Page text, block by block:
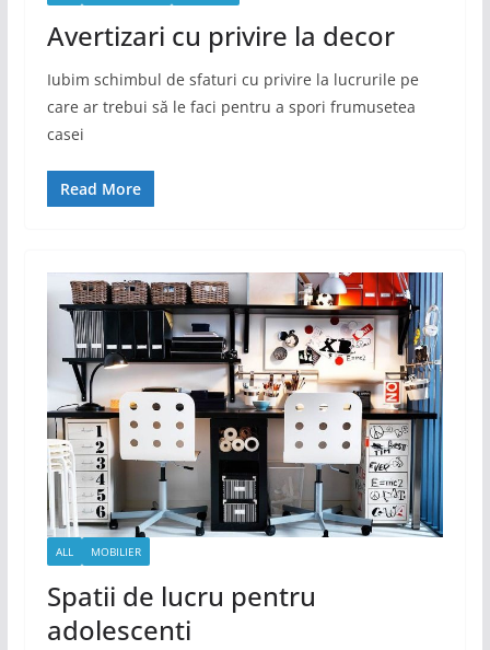
Avertizari cu privire la decor
Iubim schimbul de sfaturi cu privire la lucrurile pe
care ar trebui să le faci pentru a spori frumusetea
casei
Read More
ALL MOBILIER
Spatii de lucru pentru
adolescenti